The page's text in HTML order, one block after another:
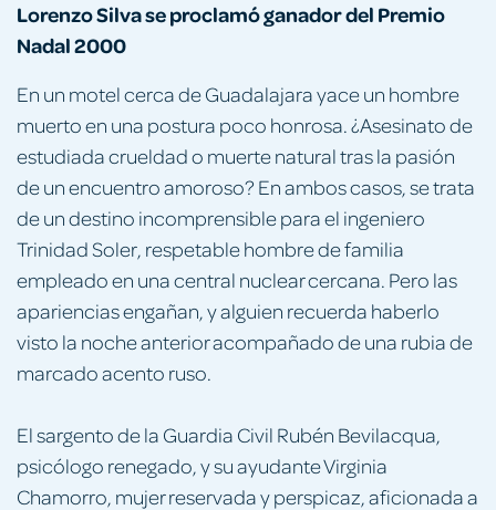
Lorenzo Silva se proclamó ganador del Premio
Nadal 2000
En un motel cerca de Guadalajara yace un hombre
muerto en una postura poco honrosa. ¿Asesinato de
estudiada crueldad o muerte natural tras la pasión
de un encuentro amoroso? En ambos casos, se trata
de un destino incomprensible para el ingeniero
Trinidad Soler, respetable hombre de familia
empleado en una central nuclear cercana. Pero las
apariencias engañan, y alguien recuerda haberlo
visto la noche anterior acompañado de una rubia de
marcado acento ruso.
El sargento de la Guardia Civil Rubén Bevilacqua,
psicólogo renegado, y su ayudante Virginia
Chamorro, mujer reservada y perspicaz, aficionada a